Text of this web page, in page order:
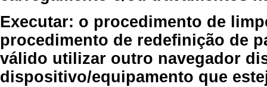
Executar: o procedimento de
procedimento de redefinição de
válido utilizar outro navegador
dispositivo/equipamento que